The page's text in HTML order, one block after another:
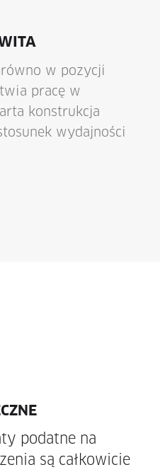
w pozycji
pracę w
konstrukcja
wydajności
podatne na
są całkowicie